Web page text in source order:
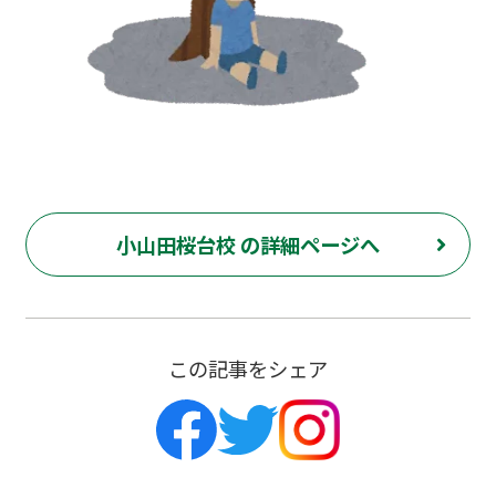
小山田桜台校 の詳細ページへ
この記事をシェア